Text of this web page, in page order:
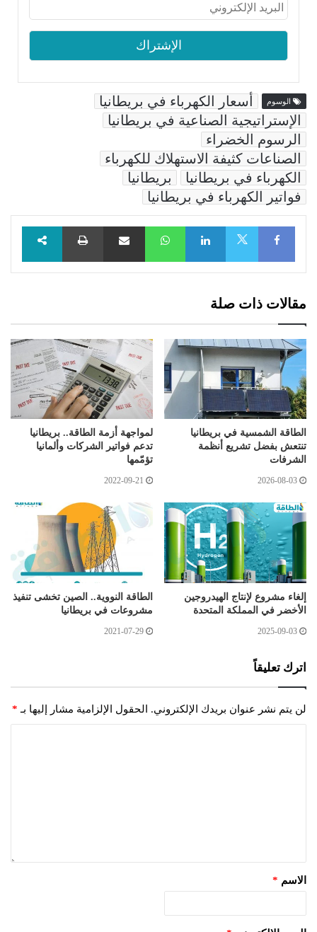
الوسوم
أسعار الكهرباء في بريطانيا
الإستراتيجية الصناعية في بريطانيا
الرسوم الخضراء
الصناعات كثيفة الاستهلاك للكهرباء
الكهرباء في بريطانيا
بريطانيا
فواتير الكهرباء في بريطانيا
Facebook
LinkedIn
WhatsAppمشاركة عبر البريد طباعة
مقالات ذات صلة
الطاقة الشمسية في بريطانيا
تنتعش بفضل تشريع أنظمة
الشرفات
2026-08-03
لمواجهة أزمة الطاقة.. بريطانيا
تدعم فواتير الشركات وألمانيا
تؤمّمها
2022-09-21
إلغاء مشروع لإنتاج الهيدروجين
الأخضر في المملكة المتحدة
2025-09-03
الطاقة النووية.. الصين تخشى تنفيذ
مشروعات في بريطانيا
2021-07-29
اترك تعليقاً
لن يتم نشر عنوان بريدك الإلكتروني. الحقول الإلزامية مشار إليها بـ *
الاسم *